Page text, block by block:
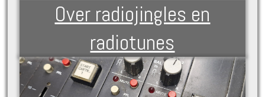
Over radiojingles en
radiotunes